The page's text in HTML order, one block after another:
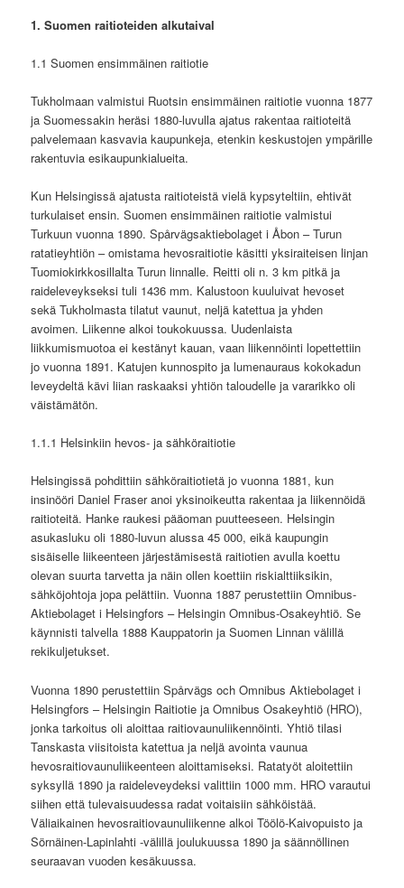
1. Suomen raitioteiden alkutaival
1.1 Suomen ensimmäinen raitiotie
Tukholmaan valmistui Ruotsin ensimmäinen raitiotie vuonna 1877
ja Suomessakin heräsi 1880-luvulla ajatus rakentaa raitioteitä
palvelemaan kasvavia kaupunkeja, etenkin keskustojen ympärille
rakentuvia esikaupunkialueita.
Kun Helsingissä ajatusta raitioteistä vielä kypsyteltiin, ehtivät
turkulaiset ensin. Suomen ensimmäinen raitiotie valmistui
Turkuun vuonna 1890. Spårvägsaktiebolaget i Åbon – Turun
ratatieyhtiön – omistama hevosraitiotie käsitti yksiraiteisen linjan
Tuomiokirkkosillalta Turun linnalle. Reitti oli n. 3 km pitkä ja
raideleveykseksi tuli 1436 mm. Kalustoon kuuluivat hevoset
sekä Tukholmasta tilatut vaunut, neljä katettua ja yhden
avoimen. Liikenne alkoi toukokuussa. Uudenlaista
liikkumismuotoa ei kestänyt kauan, vaan liikennöinti lopettettiin
jo vuonna 1891. Katujen kunnospito ja lumenauraus kokokadun
leveydeltä kävi liian raskaaksi yhtiön taloudelle ja vararikko oli
väistämätön.
1.1.1 Helsinkiin hevos- ja sähköraitiotie
Helsingissä pohdittiin sähköraitiotietä jo vuonna 1881, kun
insinööri Daniel Fraser anoi yksinoikeutta rakentaa ja liikennöidä
raitioteitä. Hanke raukesi pääoman puutteeseen. Helsingin
asukasluku oli 1880-luvun alussa 45 000, eikä kaupungin
sisäiselle liikeenteen järjestämisestä raitiotien avulla koettu
olevan suurta tarvetta ja näin ollen koettiin riskialttiiksikin,
sähköjohtoja jopa pelättiin. Vuonna 1887 perustettiin Omnibus-
Aktiebolaget i Helsingfors – Helsingin Omnibus-Osakeyhtiö. Se
käynnisti talvella 1888 Kauppatorin ja Suomen Linnan välillä
rekikuljetukset.
Vuonna 1890 perustettiin Spårvägs och Omnibus Aktiebolaget i
Helsingfors – Helsingin Raitiotie ja Omnibus Osakeyhtiö (HRO),
jonka tarkoitus oli aloittaa raitiovaunuliikennöinti. Yhtiö tilasi
Tanskasta viisitoista katettua ja neljä avointa vaunua
hevosraitiovaunuliikeenteen aloittamiseksi. Ratatyöt aloitettiin
syksyllä 1890 ja raideleveydeksi valittiin 1000 mm. HRO varautui
siihen että tulevaisuudessa radat voitaisiin sähköistää.
Väliaikainen hevosraitiovaunuliikenne alkoi Töölö-Kaivopuisto ja
Sörnäinen-Lapinlahti -välillä joulukuussa 1890 ja säännöllinen
seuraavan vuoden kesäkuussa.